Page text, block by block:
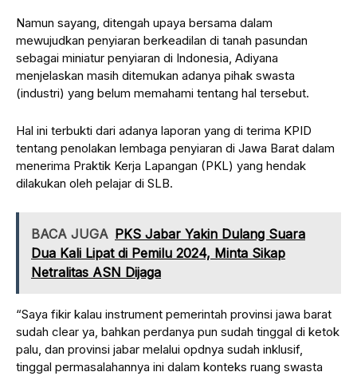
Namun sayang, ditengah upaya bersama dalam
mewujudkan penyiaran berkeadilan di tanah pasundan
sebagai miniatur penyiaran di Indonesia, Adiyana
menjelaskan masih ditemukan adanya pihak swasta
(industri) yang belum memahami tentang hal tersebut.
Hal ini terbukti dari adanya laporan yang di terima KPID
tentang penolakan lembaga penyiaran di Jawa Barat dalam
menerima Praktik Kerja Lapangan (PKL) yang hendak
dilakukan oleh pelajar di SLB.
BACA JUGA PKS Jabar Yakin Dulang Suara
Dua Kali Lipat di Pemilu 2024, Minta Sikap
Netralitas ASN Dijaga
“Saya fikir kalau instrument pemerintah provinsi jawa barat
sudah clear ya, bahkan perdanya pun sudah tinggal di ketok
palu, dan provinsi jabar melalui opdnya sudah inklusif,
tinggal permasalahannya ini dalam konteks ruang swasta